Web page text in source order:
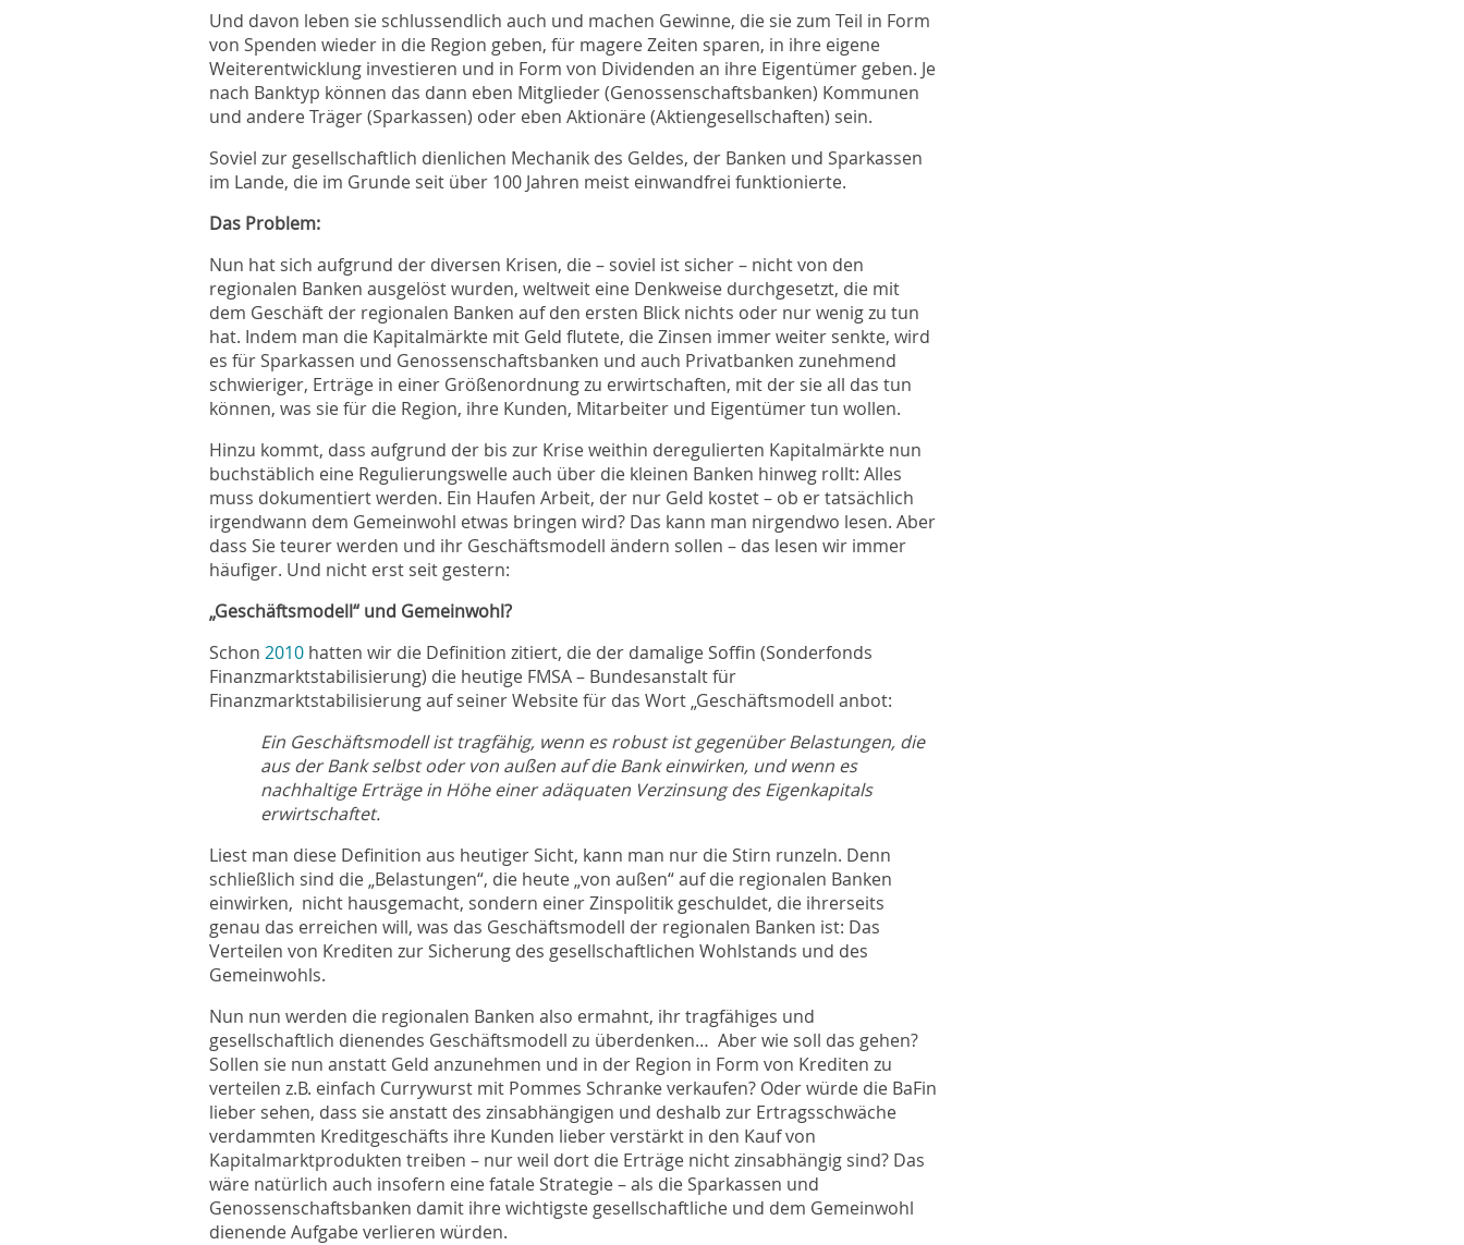
Und davon leben sie schlussendlich auch und machen Gewinne, die sie zum Teil in Form
von Spenden wieder in die Region geben, für magere Zeiten sparen, in ihre eigene
Weiterentwicklung investieren und in Form von Dividenden an ihre Eigentümer geben. Je
nach Banktyp können das dann eben Mitglieder (Genossenschaftsbanken) Kommunen
und andere Träger (Sparkassen) oder eben Aktionäre (Aktiengesellschaften) sein.
Soviel zur gesellschaftlich dienlichen Mechanik des Geldes, der Banken und Sparkassen
im Lande, die im Grunde seit über 100 Jahren meist einwandfrei funktionierte.
Das Problem:
Nun hat sich aufgrund der diversen Krisen, die – soviel ist sicher – nicht von den
regionalen Banken ausgelöst wurden, weltweit eine Denkweise durchgesetzt, die mit
dem Geschäft der regionalen Banken auf den ersten Blick nichts oder nur wenig zu tun
hat. Indem man die Kapitalmärkte mit Geld flutete, die Zinsen immer weiter senkte, wird
es für Sparkassen und Genossenschaftsbanken und auch Privatbanken zunehmend
schwieriger, Erträge in einer Größenordnung zu erwirtschaften, mit der sie all das tun
können, was sie für die Region, ihre Kunden, Mitarbeiter und Eigentümer tun wollen.
Hinzu kommt, dass aufgrund der bis zur Krise weithin deregulierten Kapitalmärkte nun
buchstäblich eine Regulierungswelle auch über die kleinen Banken hinweg rollt: Alles
muss dokumentiert werden. Ein Haufen Arbeit, der nur Geld kostet – ob er tatsächlich
irgendwann dem Gemeinwohl etwas bringen wird? Das kann man nirgendwo lesen. Aber
dass Sie teurer werden und ihr Geschäftsmodell ändern sollen – das lesen wir immer
häufiger. Und nicht erst seit gestern:
„Geschäftsmodell“ und Gemeinwohl?
Schon 2010 hatten wir die Definition zitiert, die der damalige Soffin (Sonderfonds
Finanzmarktstabilisierung) die heutige FMSA – Bundesanstalt für
Finanzmarktstabilisierung auf seiner Website für das Wort „Geschäftsmodell anbot:
Ein Geschäftsmodell ist tragfähig, wenn es robust ist gegenüber Belastungen, die
aus der Bank selbst oder von außen auf die Bank einwirken, und wenn es
nachhaltige Erträge in Höhe einer adäquaten Verzinsung des Eigenkapitals
erwirtschaftet.
Liest man diese Definition aus heutiger Sicht, kann man nur die Stirn runzeln. Denn
schließlich sind die „Belastungen“, die heute „von außen“ auf die regionalen Banken
einwirken, nicht hausgemacht, sondern einer Zinspolitik geschuldet, die ihrerseits
genau das erreichen will, was das Geschäftsmodell der regionalen Banken ist: Das
Verteilen von Krediten zur Sicherung des gesellschaftlichen Wohlstands und des
Gemeinwohls.
Nun nun werden die regionalen Banken also ermahnt, ihr tragfähiges und
gesellschaftlich dienendes Geschäftsmodell zu überdenken… Aber wie soll das gehen?
Sollen sie nun anstatt Geld anzunehmen und in der Region in Form von Krediten zu
verteilen z.B. einfach Currywurst mit Pommes Schranke verkaufen? Oder würde die BaFin
lieber sehen, dass sie anstatt des zinsabhängigen und deshalb zur Ertragsschwäche
verdammten Kreditgeschäfts ihre Kunden lieber verstärkt in den Kauf von
Kapitalmarktprodukten treiben – nur weil dort die Erträge nicht zinsabhängig sind? Das
wäre natürlich auch insofern eine fatale Strategie – als die Sparkassen und
Genossenschaftsbanken damit ihre wichtigste gesellschaftliche und dem Gemeinwohl
dienende Aufgabe verlieren würden.